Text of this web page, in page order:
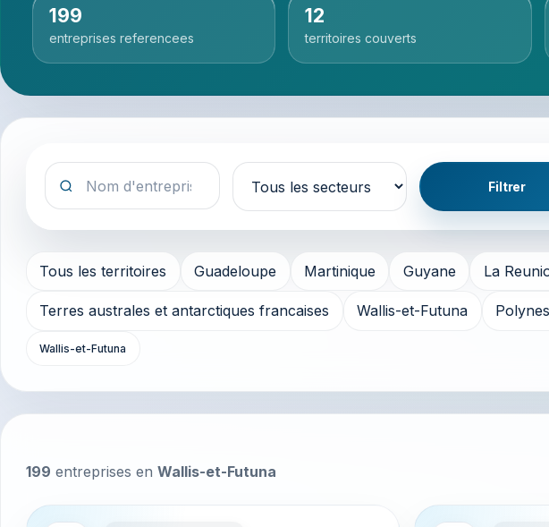
199
entreprises referencees
12
territoires couverts
Rechercher
Secteur
Filtrer
Tous les territoires Guadeloupe Martinique Guyane La
Terres australes et antarctiques francaises Wallis-et-Futuna
Wallis-et-Futuna
199 entreprises en Wallis-et-Futuna
Entreprises en Wallis-et-Futuna